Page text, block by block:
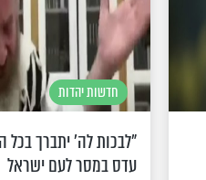
חדשות יהדות
"לבכות לה' יתברך בכל
עדס במסר לעם ישראל